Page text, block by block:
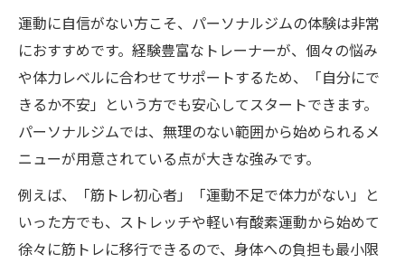
運動に自信がない方こそ、パーソナルジムの体験は非常
におすすめです。経験豊富なトレーナーが、個々の悩み
や体力レベルに合わせてサポートするため、「自分にで
きるか不安」という方でも安心してスタートできます。
パーソナルジムでは、無理のない範囲から始められるメ
ニューが用意されている点が大きな強みです。
例えば、「筋トレ初心者」「運動不足で体力がない」と
いった方でも、ストレッチや軽い有酸素運動から始めて
徐々に筋トレに移行できるので、身体への負担も最小限